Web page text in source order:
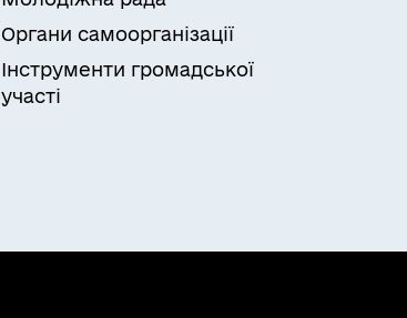
Органи самоорганізації
Інструменти громадської
участі